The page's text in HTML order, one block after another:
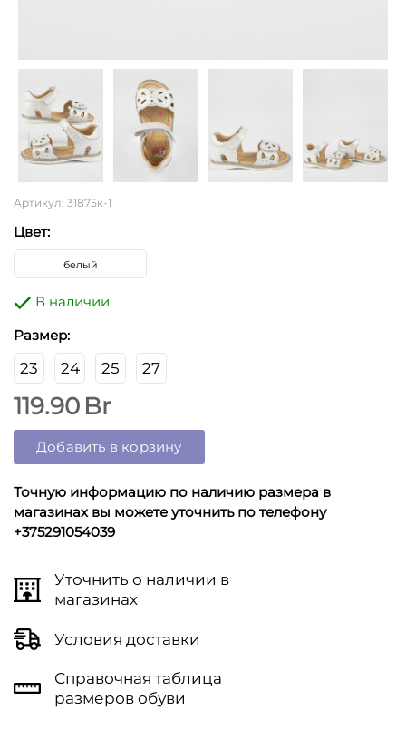
Артикул: 31875к-1
Цвет:
белый
В наличии
Размер:
23 24 25 27
119.90 Br
Добавить в корзину
Точную информацию по наличию размера в
магазинах вы можете уточнить по телефону
+375291054039
Уточнить о наличии в
магазинах
Условия доставки
Справочная таблица
размеров обуви